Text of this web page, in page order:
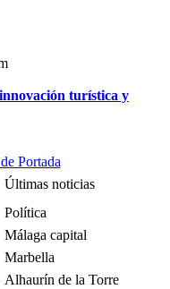
turística y
Portada
Últimas noticias
Política
Málaga capital
Marbella
Alhaurín de la Torre